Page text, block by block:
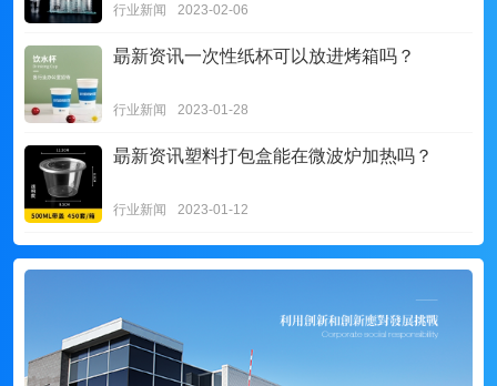
行业新闻 2023-02-06
朂新资讯一次性纸杯可以放进烤箱吗？
行业新闻 2023-01-28
朂新资讯塑料打包盒能在微波炉加热吗？
行业新闻 2023-01-12